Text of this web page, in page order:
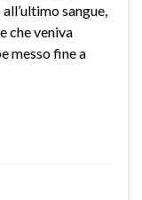
sangue,
che veniva
messo fine a